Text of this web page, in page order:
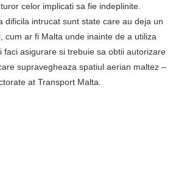
celor implicati sa fie indeplinite.
dificila intrucat sunt state care au deja un
cum ar fi Malta unde inainte de a utiliza
faci asigurare si trebuie sa obtii autorizare
supravegheaza spatiul aerian maltez –
at Transport Malta.